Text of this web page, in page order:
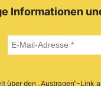
Informationen
den „Austragen“-Link